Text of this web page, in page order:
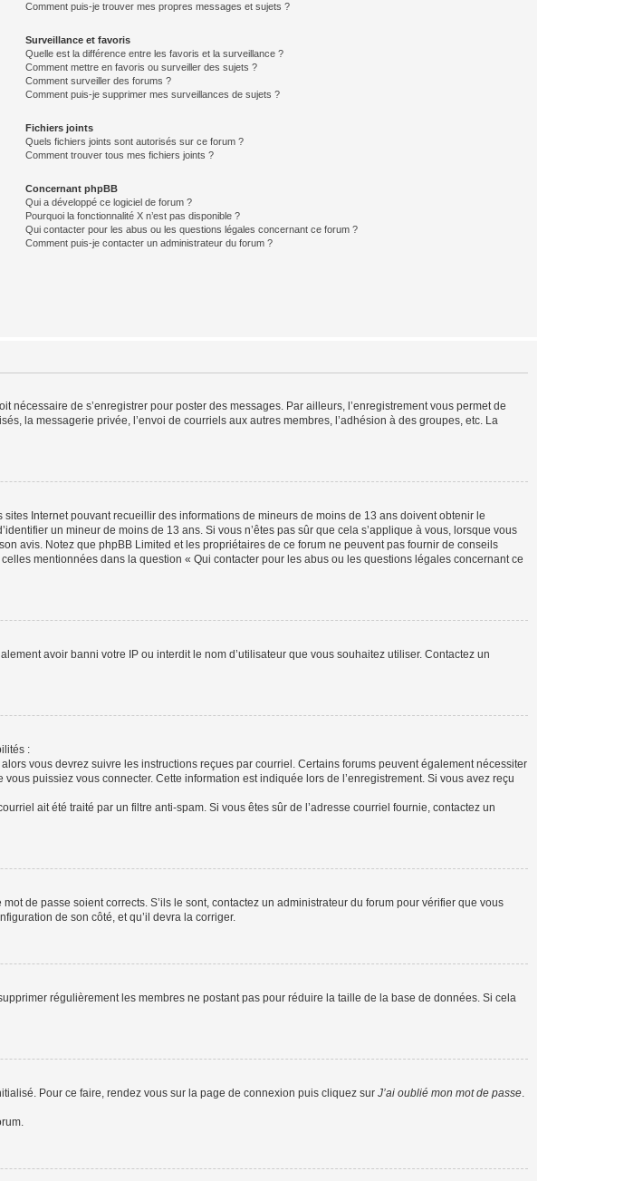
Comment puis-je trouver mes propres messages et sujets ?
Surveillance et favoris
Quelle est la différence entre les favoris et la surveillance ?
Comment mettre en favoris ou surveiller des sujets ?
Comment surveiller des forums ?
Comment puis-je supprimer mes surveillances de sujets ?
Fichiers joints
Quels fichiers joints sont autorisés sur ce forum ?
Comment trouver tous mes fichiers joints ?
Concernant phpBB
Qui a développé ce logiciel de forum ?
Pourquoi la fonctionnalité X n’est pas disponible ?
Qui contacter pour les abus ou les questions légales concernant ce forum ?
Comment puis-je contacter un administrateur du forum ?
nécessaire de s’enregistrer pour poster des messages. Par ailleurs, l’enregistrement vous permet de
la messagerie privée, l’envoi de courriels aux autres membres, l’adhésion à des groupes, etc. La
Internet pouvant recueillir des informations de mineurs de moins de 13 ans doivent obtenir le
un mineur de moins de 13 ans. Si vous n’êtes pas sûr que cela s’applique à vous, lorsque vous
avis. Notez que phpBB Limited et les propriétaires de ce forum ne peuvent pas fournir de conseils
mentionnées dans la question « Qui contacter pour les abus ou les questions légales concernant ce
avoir banni votre IP ou interdit le nom d’utilisateur que vous souhaitez utiliser. Contactez un
:
vous devrez suivre les instructions reçues par courriel. Certains forums peuvent également nécessiter
puissiez vous connecter. Cette information est indiquée lors de l’enregistrement. Si vous avez reçu
ait été traité par un filtre anti-spam. Si vous êtes sûr de l’adresse courriel fournie, contactez un
de passe soient corrects. S’ils le sont, contactez un administrateur du forum pour vérifier que vous
de son côté, et qu’il devra la corriger.
régulièrement les membres ne postant pas pour réduire la taille de la base de données. Si cela
Pour ce faire, rendez vous sur la page de connexion puis cliquez sur J’ai oublié mon mot de passe.